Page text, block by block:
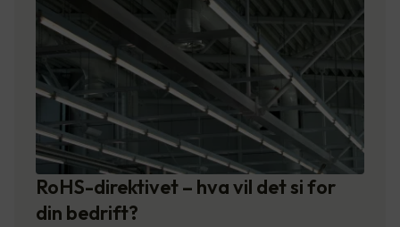
RoHS-direktivet – hva vil det si for
din bedrift?